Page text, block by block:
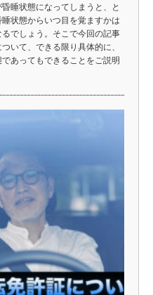
睡状態になってしまうと、と
状態からいつ目を覚ますかは
でしょう。そこで今回の記事
いて、できる限り具体的に、
あってもできることをご説明